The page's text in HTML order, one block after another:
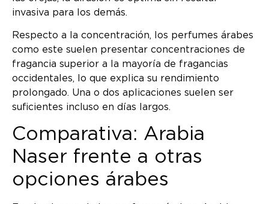
invasiva para los demás.
Respecto a la concentración, los perfumes árabes
como este suelen presentar concentraciones de
fragancia superior a la mayoría de fragancias
occidentales, lo que explica su rendimiento
prolongado. Una o dos aplicaciones suelen ser
suficientes incluso en días largos.
Comparativa: Arabia
Naser frente a otras
opciones árabes